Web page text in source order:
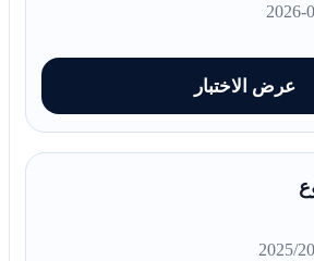
عرض الاختبار